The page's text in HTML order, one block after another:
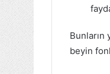
Bunların
beyin